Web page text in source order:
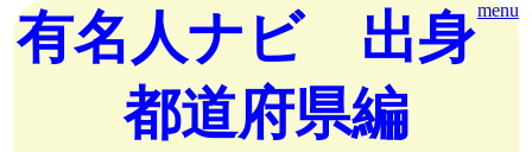
menu
有名人ナビ 出身
都道府県編